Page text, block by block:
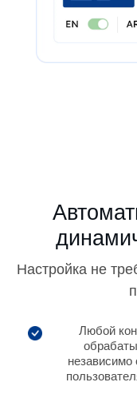
Настройка не
Любой
независимо